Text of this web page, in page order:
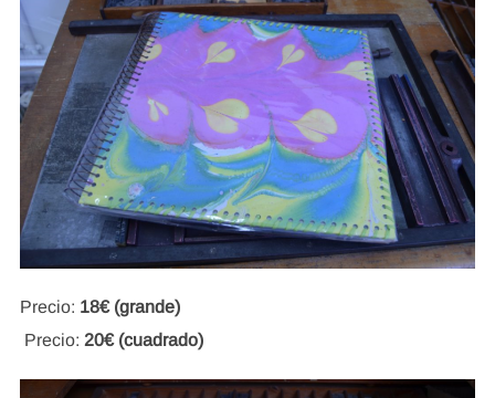
Precio: 18€ (grande)
Precio: 20€ (cuadrado)